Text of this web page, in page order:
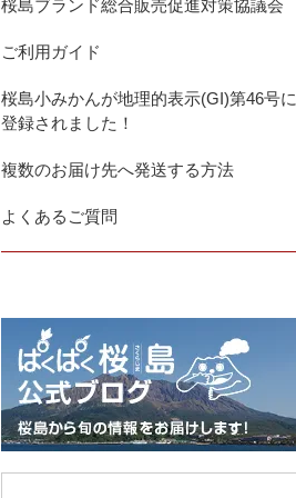
桜島ブランド総合販売促進対策協議会
ご利用ガイド
桜島小みかんが地理的表示(GI)第46号に
登録されました！
複数のお届け先へ発送する方法
よくあるご質問